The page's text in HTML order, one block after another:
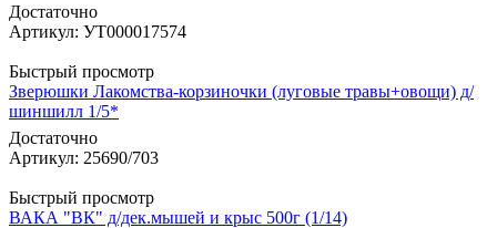
Достаточно
Артикул: УТ000017574
Быстрый просмотр
Зверюшки Лакомства-корзиночки (луговые травы+овощи) д/
шиншилл 1/5*
Достаточно
Артикул: 25690/703
Быстрый просмотр
ВАКА "ВК" д/дек.мышей и крыс 500г (1/14)